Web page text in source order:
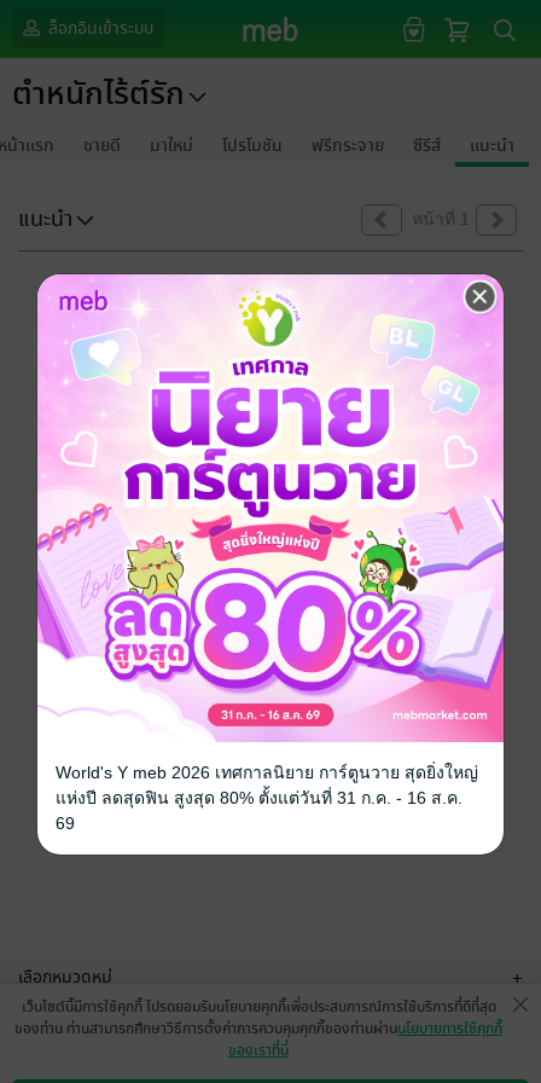
ล็อกอินเข้าระบบ
ตำหนักไร้ต์รัก
น้าแรก ขายดี มาใหม่ โปรโมชัน ฟรีกระจาย ซีรีส์ แนะนำ
แนะนำ หน้าที่ 1
ขออภัยด้วยนะคะ
ไม่พบข้อมูลในหัวข้อที่คุณกำลังชมค่ะ
เลือกหมวดหมู่ +
บริการช่วยเหลือ
เว็บไซต์นี้มีการใช้คุกกี้ โปรดยอมรับนโยบายคุกกี้เพื่อประสบการณ์การใช้บริการที่ดีที่สุด
ของท่าน ท่านสามารถศึกษาวิธีการตั้งค่าการควบคุมคุกกี้ของท่านผ่านนโยบายการใช้คุกกี้
ของเราที่นี่
World's Y meb 2026 เทศกาลนิยาย การ์ตูนวาย สุดยิ่งใหญ่
แห่งปี ลดสุดฟิน สูงสุด 80% ตั้งแต่วันที่ 31 ก.ค. - 16 ส.ค.
69